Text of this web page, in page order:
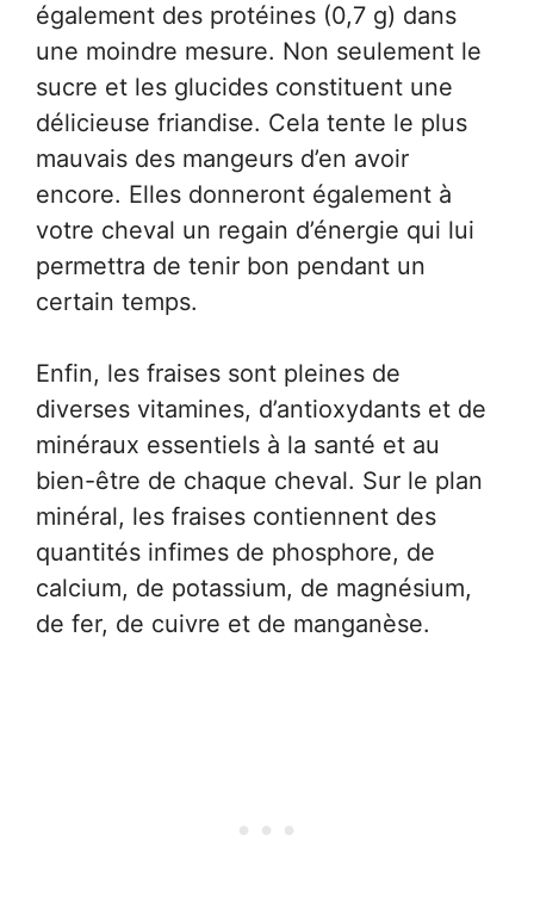
également des protéines (0,7 g) dans
une moindre mesure. Non seulement le
sucre et les glucides constituent une
délicieuse friandise. Cela tente le plus
mauvais des mangeurs d’en avoir
encore. Elles donneront également à
votre cheval un regain d’énergie qui lui
permettra de tenir bon pendant un
certain temps.
Enfin, les fraises sont pleines de
diverses vitamines, d’antioxydants et de
minéraux essentiels à la santé et au
bien-être de chaque cheval. Sur le plan
minéral, les fraises contiennent des
quantités infimes de phosphore, de
calcium, de potassium, de magnésium,
de fer, de cuivre et de manganèse.